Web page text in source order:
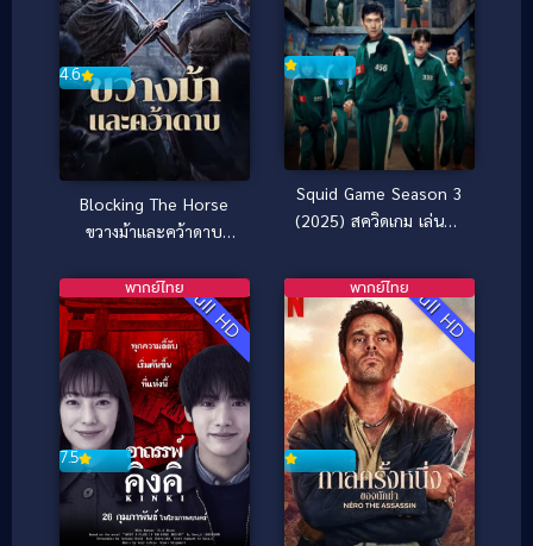
4.6
Blocking The Horse
ขวางม้าและคว้าดาบ
Squid Game Season 3
(2025) สควิดเกม เล่นลุ้น
Full HD
7.5
พากย์ไทย Full HD
พากย์ไทย